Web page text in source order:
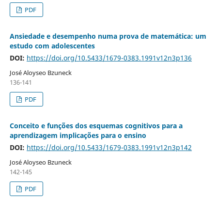
PDF
Ansiedade e desempenho numa prova de matemática: um
estudo com adolescentes
DOI: https://doi.org/10.5433/1679-0383.1991v12n3p136
José Aloyseo Bzuneck
136-141
PDF
Conceito e funções dos esquemas cognitivos para a
aprendizagem implicações para o ensino
DOI: https://doi.org/10.5433/1679-0383.1991v12n3p142
José Aloyseo Bzuneck
142-145
PDF